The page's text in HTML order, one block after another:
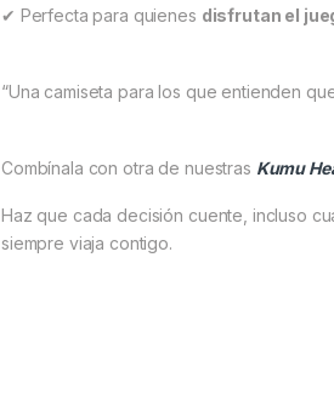
✔ Perfecta para quienes disfrutan el
“Una camiseta para los que entienden
Combínala con otra de nuestras Kumu
Haz que cada decisión cuente, incluso
siempre viaja contigo.